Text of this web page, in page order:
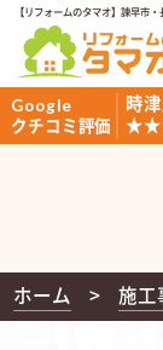
【リフォームのタマオ】諫早市
Google
クチコミ評価
時
ホーム 施工